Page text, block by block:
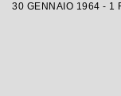
30 GENNAIO 1964 - 1